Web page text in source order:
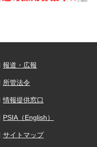
報道・広報
所管法令
情報提供窓口
PSIA（English）
サイトマップ